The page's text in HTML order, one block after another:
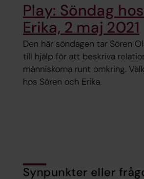
Play: Söndag
Erika, 2 maj 2021
Den här söndagen tar Sören
till hjälp för att beskriva
människorna runt omkring.
hos Sören och Erika.
Synpunkter eller